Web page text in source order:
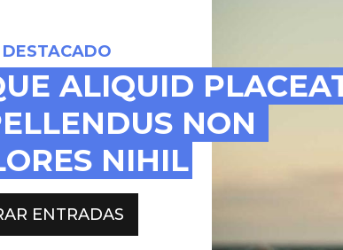
ALIQUID
NON
NIHIL
ENTRADAS